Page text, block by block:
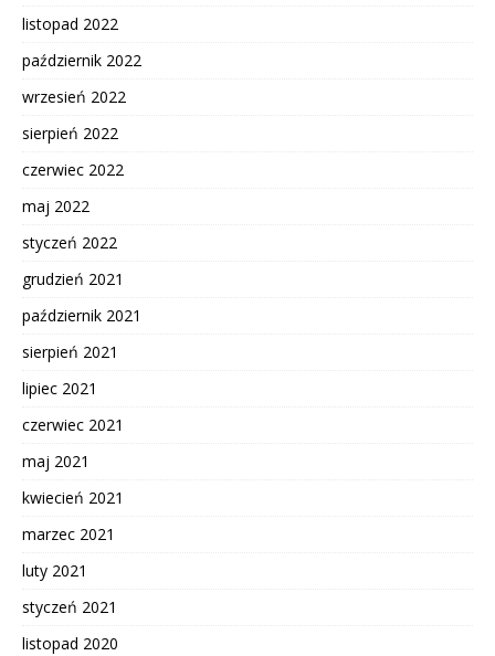
listopad 2022
październik 2022
wrzesień 2022
sierpień 2022
czerwiec 2022
maj 2022
styczeń 2022
grudzień 2021
październik 2021
sierpień 2021
lipiec 2021
czerwiec 2021
maj 2021
kwiecień 2021
marzec 2021
luty 2021
styczeń 2021
listopad 2020